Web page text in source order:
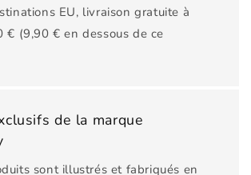
EU, livraison gratuite à
€ (9,90 € en dessous de ce
de la marque
sont illustrés et fabriqués en